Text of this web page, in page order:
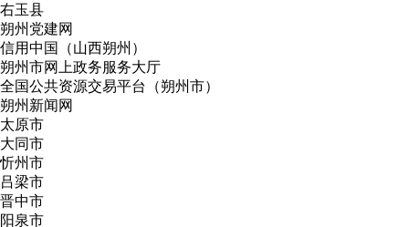
右玉县
朔州党建网
信用中国（山西朔州）
朔州市网上政务服务大厅
全国公共资源交易平台（朔州市）
朔州新闻网
太原市
大同市
忻州市
吕梁市
晋中市
阳泉市